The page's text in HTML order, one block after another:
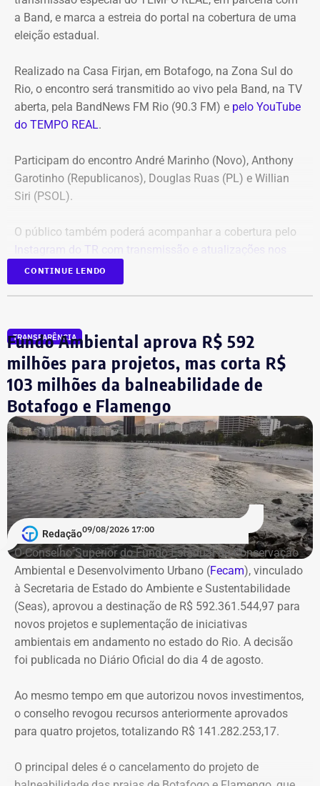
a Band, e marca a estreia do portal na cobertura de uma
eleição estadual.
Realizado na Casa Firjan, em Botafogo, na Zona Sul do
Rio, o encontro será transmitido ao vivo pela Band, na TV
aberta, pela BandNews FM Rio (90.3 FM) e pelo YouTube
do TEMPO REAL.
Participam do encontro André Marinho (Novo), Anthony
Garotinho (Republicanos), Douglas Ruas (PL) e Willian
Siri (PSOL).
O público também poderá acompanhar a cobertura pelo
Instagram do TR com transmissão e atualizações nos
Stories.
debate. Ele justificou a desistência pelo fato de o período
eleitoral não ter se iniciado oficialmente, o que ocorre no
próximo dia 16.
Cobertura especial começa antes do
debate
A partir das 19h, tem início a pré-transmissão no
YouTube, com informações sobre os bastidores, a
preparação para o encontro e os principais temas que
devem marcar o primeiro debate entre os candidatos ao
Palácio Guanabara.
A cobertura será realizada em uma operação integrada
com a Band Rio, a BandNews FM Rio e as plataformas
digitais do grupo, acompanhando desde os momentos
que antecedem o debate até a transmissão ao vivo.
promove o encontro como um espaço para o confronto
de ideias e para que os eleitores conheçam as propostas
dos candidatos. A mediação será da jornalista Adriana
CONTINUE LENDO
TRANSPARÊNCIA
Fundo Ambiental aprova R$ 592
milhões para projetos, mas corta R$
103 milhões da balneabilidade de
Botafogo e Flamengo
Redação09/08/2026 17:00
O Conselho Superior do Fundo Estadual de Conservação
Ambiental e Desenvolvimento Urbano (Fecam), vinculado
à Secretaria de Estado do Ambiente e Sustentabilidade
(Seas), aprovou a destinação de R$ 592.361.544,97 para
novos projetos e suplementação de iniciativas
ambientais em andamento no estado do Rio. A decisão
foi publicada no Diário Oficial do dia 4 de agosto.
Ao mesmo tempo em que autorizou novos investimentos,
o conselho revogou recursos anteriormente aprovados
para quatro projetos, totalizando R$ 141.282.253,17.
O principal deles é o cancelamento do projeto de